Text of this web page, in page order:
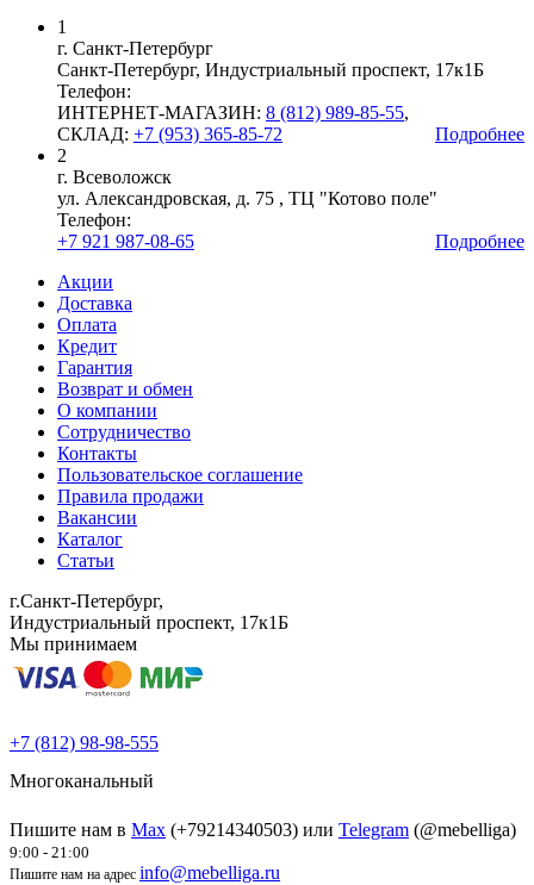
1
г. Санкт-Петербург
Санкт-Петербург, Индустриальный проспект, 17к1Б
Телефон:
ИНТЕРНЕТ-МАГАЗИН: 8 (812) 989-85-55,
СКЛАД: +7 (953) 365-85-72
Подробнее
2
г. Всеволожск
ул. Александровская, д. 75 , ТЦ "Котово поле"
Телефон:
+7 921 987-08-65
Подробнее
Акции
Доставка
Оплата
Кредит
Гарантия
Возврат и обмен
О компании
Сотрудничество
Контакты
Пользовательское соглашение
Правила продажи
Вакансии
Каталог
Статьи
г.Санкт-Петербург,
Индустриальный проспект, 17к1Б
Мы принимаем
+7 (812) 98-98-555
Многоканальный
Пишите нам в Max (+79214340503) или Telegram (@mebelliga)
9:00 - 21:00
Пишите нам на адрес info@mebelliga.ru